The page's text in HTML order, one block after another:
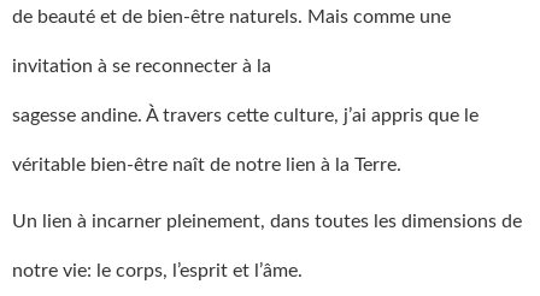
de beauté et de bien-être naturels. Mais comme une
invitation à se reconnecter à la
sagesse andine. À travers cette culture, j’ai appris que le
véritable bien-être naît de notre lien à la Terre.
Un lien à incarner pleinement, dans toutes les dimensions de
notre vie: le corps, l’esprit et l’âme.